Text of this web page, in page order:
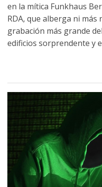
en la mítica Funkhaus
RDA, que alberga ni más
grabación más grande
edificios sorprendente y